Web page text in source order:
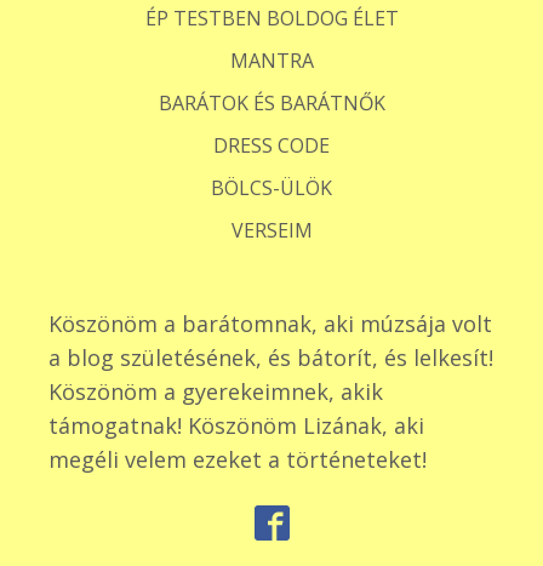
ÉP TESTBEN BOLDOG ÉLET
MANTRA
BARÁTOK ÉS BARÁTNŐK
DRESS CODE
BÖLCS-ÜLÖK
VERSEIM
Köszönöm a barátomnak, aki múzsája volt
a blog születésének, és bátorít, és lelkesít!
Köszönöm a gyerekeimnek, akik
támogatnak! Köszönöm Lizának, aki
megéli velem ezeket a történeteket!